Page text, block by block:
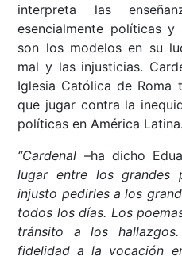
interpreta las
esencialmente políticas
son los modelos en su
mal y las injusticias.
Iglesia Católica de Roma
que jugar contra la
políticas en América Latina.
“Cardenal –ha dicho
lugar entre los grandes
injusto pedirles a los
todos los días. Los
tránsito a los
fidelidad a la vocación